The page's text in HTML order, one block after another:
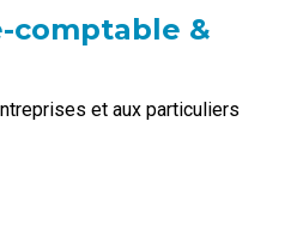
comptable &
et aux particuliers